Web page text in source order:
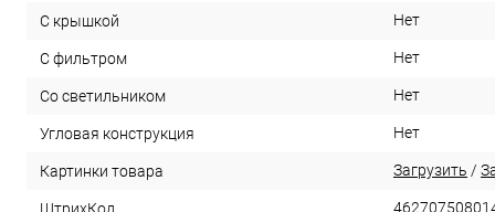
С крышкой Нет
С фильтром Нет
Со светильником Нет
Угловая конструкция Нет
Картинки товара Загрузить /
ШтрихКод